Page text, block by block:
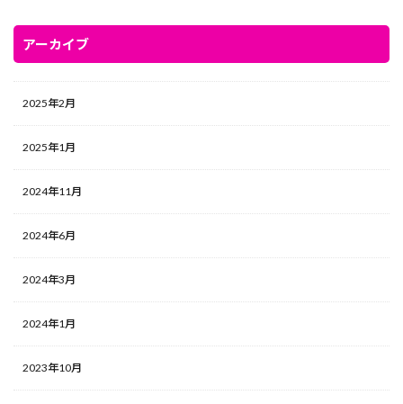
アーカイブ
2025年2月
2025年1月
2024年11月
2024年6月
2024年3月
2024年1月
2023年10月